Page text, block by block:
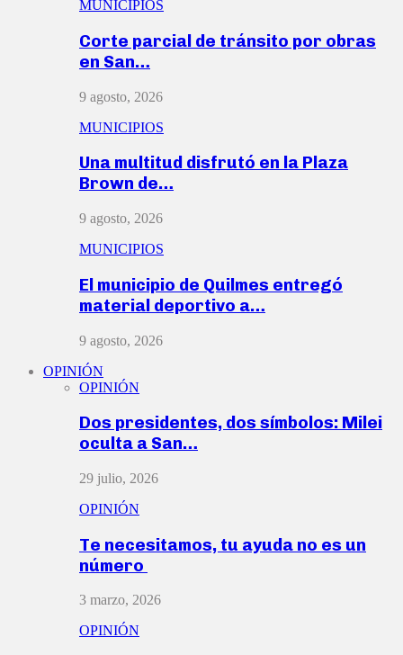
MUNICIPIOS
Corte parcial de tránsito por obras
en San…
9 agosto, 2026
MUNICIPIOS
Una multitud disfrutó en la Plaza
Brown de…
9 agosto, 2026
MUNICIPIOS
El municipio de Quilmes entregó
material deportivo a…
9 agosto, 2026
OPINIÓN
OPINIÓN
Dos presidentes, dos símbolos: Milei
oculta a San…
29 julio, 2026
OPINIÓN
Te necesitamos, tu ayuda no es un
número
3 marzo, 2026
OPINIÓN